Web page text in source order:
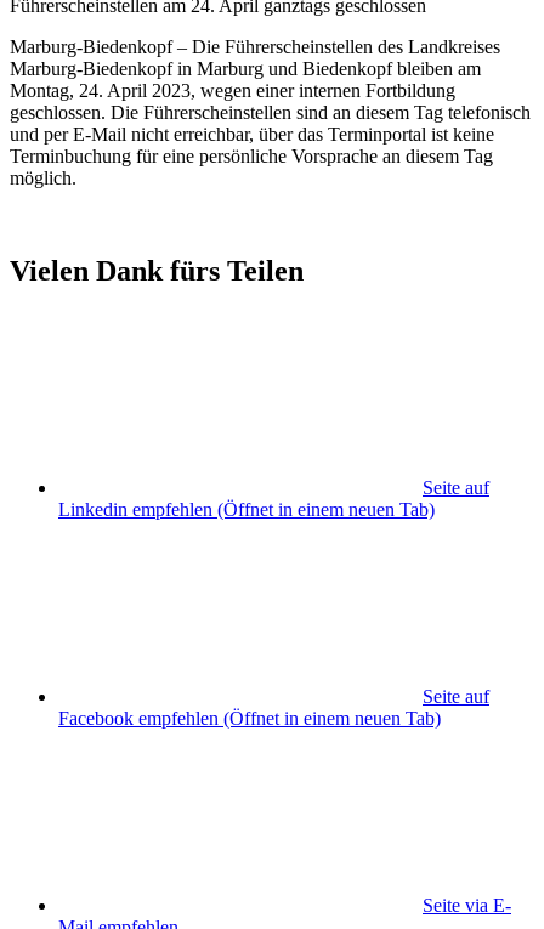
Führerscheinstellen am 24. April ganztags geschlossen
Marburg-Biedenkopf – Die Führerscheinstellen des Landkreises
Marburg-Biedenkopf in Marburg und Biedenkopf bleiben am
Montag, 24. April 2023, wegen einer internen Fortbildung
geschlossen. Die Führerscheinstellen sind an diesem Tag telefonisch
und per E-Mail nicht erreichbar, über das Terminportal ist keine
Terminbuchung für eine persönliche Vorsprache an diesem Tag
möglich.
Vielen Dank fürs Teilen
Seite auf
Linkedin empfehlen (Öffnet in einem neuen Tab)
Seite auf
Facebook empfehlen (Öffnet in einem neuen Tab)
Seite via E-